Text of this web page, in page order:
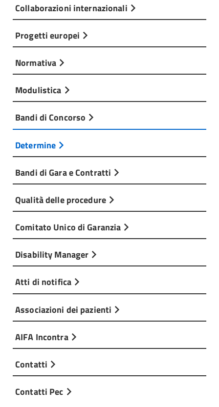
Collaborazioni internazionali
Progetti europei
Normativa
Modulistica
Bandi di Concorso
Determine
Bandi di Gara e Contratti
Qualità delle procedure
Comitato Unico di Garanzia
Disability Manager
Atti di notifica
Associazioni dei pazienti
AIFA Incontra
Contatti
Contatti Pec